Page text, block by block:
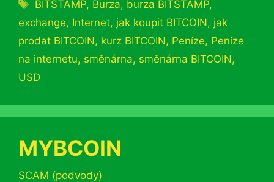
BITSTAMP, Burza, burza BITSTAMP,
exchange, Internet, jak koupit BITCOIN, jak
prodat BITCOIN, kurz BITCOIN, Peníze, Peníze
na internetu, směnárna, směnárna BITCOIN,
USD
MYBCOIN
Rubriky
SCAM (podvody)